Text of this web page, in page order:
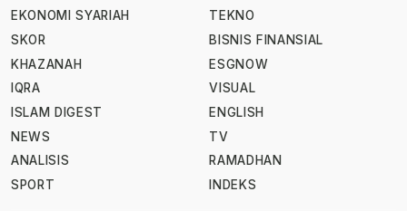
EKONOMI SYARIAH
SKOR
KHAZANAH
IQRA
ISLAM DIGEST
NEWS
ANALISIS
SPORT
TEKNO
BISNIS FINANSIAL
ESGNOW
VISUAL
ENGLISH
TV
RAMADHAN
INDEKS